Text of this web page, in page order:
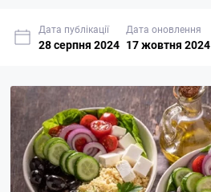
Дата публікації
28 серпня 2024
Дата оновлення
17 жовтня 2024